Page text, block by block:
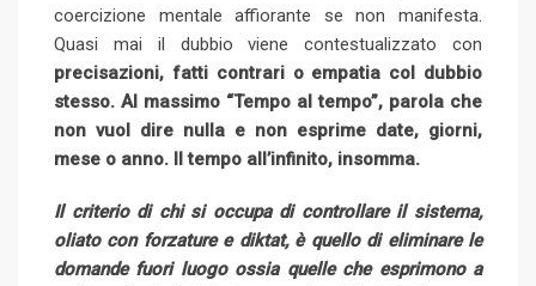
coercizione mentale affiorante se non manifesta.
Quasi mai il dubbio viene contestualizzato con
precisazioni, fatti contrari o empatia col dubbio
stesso. Al massimo “Tempo al tempo”, parola che
non vuol dire nulla e non esprime date, giorni,
mese o anno. Il tempo all’infinito, insomma.
Il criterio di chi si occupa di controllare il sistema,
oliato con forzature e diktat, è quello di eliminare le
domande fuori luogo ossia quelle che esprimono a